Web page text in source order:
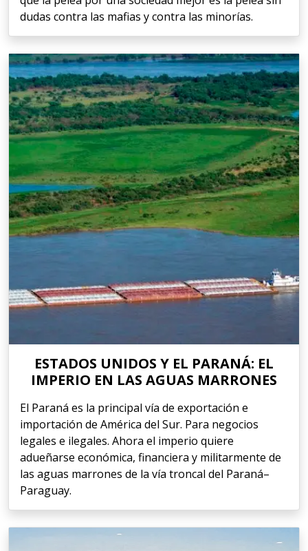
dudas contra las mafias y contra las minorías.
ESTADOS UNIDOS Y EL PARANÁ: EL
IMPERIO EN LAS AGUAS MARRONES
El Paraná es la principal vía de exportación e
importación de América del Sur. Para negocios
legales e ilegales. Ahora el imperio quiere
adueñarse económica, financiera y militarmente de
las aguas marrones de la vía troncal del Paraná–
Paraguay.